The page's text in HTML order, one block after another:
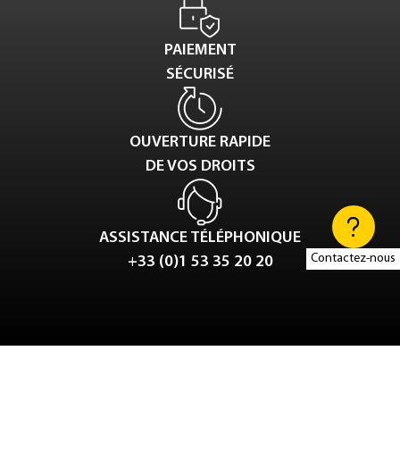
Contactez-nous
PAIEMENT
SÉCURISÉ
OUVERTURE RAPIDE
DE VOS DROITS
ASSISTANCE TÉLÉPHONIQUE
+33 (0)1 53 35 20 20